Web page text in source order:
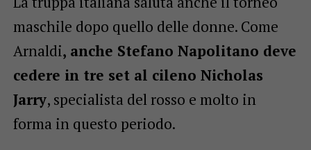
maschile dopo quello delle donne. Come
Arnaldi, anche Stefano Napolitano deve
cedere in tre set al cileno Nicholas
Jarry, specialista del rosso e molto in
forma in questo periodo.